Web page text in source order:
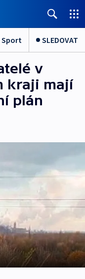
Sport SLEDOVAT
v
kraji mají
plán